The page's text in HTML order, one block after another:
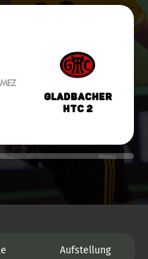
MEZ
Gladbacher
HTC 2
Aufstellung